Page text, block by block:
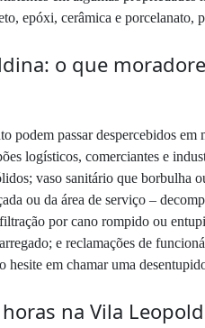
epóxi, cerâmica e porcelanato,
o que
passar despercebidos
logísticos, comerciantes e
vaso sanitário que borbulha
ou da área de serviço –
por cano rompido ou
e reclamações de
hesite em chamar uma
na Vila